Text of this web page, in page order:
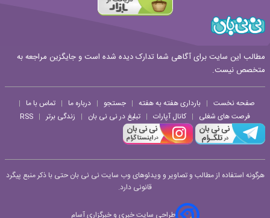
مطالب این سایت برای آگاهی شما تدارک دیده شده است و جایگزین مراجعه به
متخصص نیست.
صفحه نخست | بارداری هفته به هفته | جستجو | درباره ما | تماس با ما |
فرصت های شغلی | کانال آپارات | تبلیغ در نی نی بان | زندگی برتر |
RSS
هرگونه استفاده از مطالب و تصاویر و ویدئوهای وب سایت نی نی بان حتی با ذکر منبع پیگرد
قانونی دارد.
طراحی سایت خبری و خبرگزاری آسام